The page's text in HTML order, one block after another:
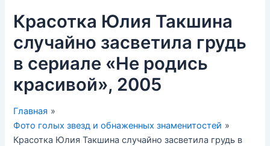
Красотка Юлия Такшина
случайно засветила грудь
в сериале «Не родись
красивой», 2005
Главная
Фото голых звезд и обнаженных знаменитостей
Красотка Юлия Такшина случайно засветила грудь в